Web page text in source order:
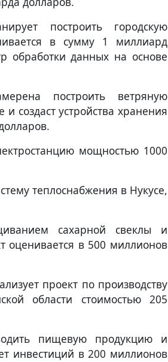
построить городскую
в сумму 1 миллиард
обработки данных на основе
построить ветряную
создаст устройства хранения
мощностью 1000
теплоснабжения в Нукусе,
сахарной свеклы и
оценивается в 500 миллионов
проект по производству
области стоимостью 205
пищевую продукцию и
инвестиций в 200 миллионов